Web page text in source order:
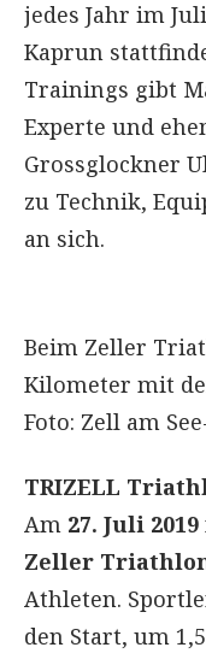
jedes Jahr im
Kaprun
Trainings gibt
Experte und
Grossglockner
zu Technik,
an sich.
Beim Zeller
Kilometer mit
Foto: Zell am
TRIZELL
Am 27. Juli 2019
Zeller
Athleten.
den Start, um